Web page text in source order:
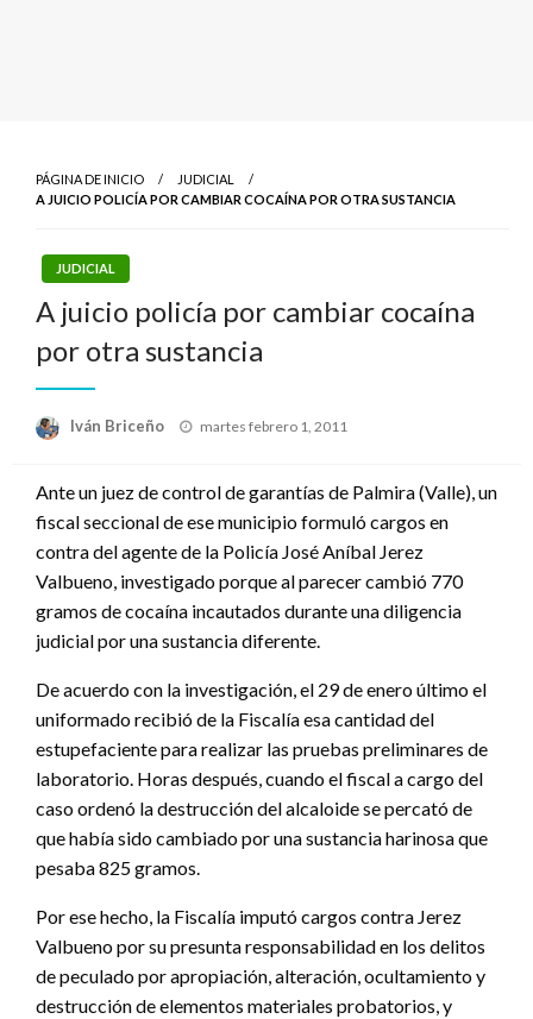
PÁGINA DE INICIO
JUDICIAL
A JUICIO POLICÍA POR CAMBIAR COCAÍNA POR OTRA SUSTANCIA
JUDICIAL
A juicio policía por cambiar cocaína
por otra sustancia
Iván Briceño
Publicado
martes febrero 1, 2011
Ante un juez de control de garantías de Palmira (Valle), un
fiscal seccional de ese municipio formuló cargos en
contra del agente de la Policía José Aníbal Jerez
Valbueno, investigado porque al parecer cambió 770
gramos de cocaína incautados durante una diligencia
judicial por una sustancia diferente.
De acuerdo con la investigación, el 29 de enero último el
uniformado recibió de la Fiscalía esa cantidad del
estupefaciente para realizar las pruebas preliminares de
laboratorio. Horas después, cuando el fiscal a cargo del
caso ordenó la destrucción del alcaloide se percató de
que había sido cambiado por una sustancia harinosa que
pesaba 825 gramos.
Por ese hecho, la Fiscalía imputó cargos contra Jerez
Valbueno por su presunta responsabilidad en los delitos
de peculado por apropiación, alteración, ocultamiento y
destrucción de elementos materiales probatorios, y